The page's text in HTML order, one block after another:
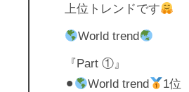
上位トレンドです
World trend
『Part ①』
⚫︎
World trend
1位